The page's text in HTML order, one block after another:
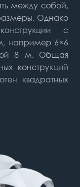
между собой,
Однако
с
например 6×6
8 м. Общая
конструкций
квадратных